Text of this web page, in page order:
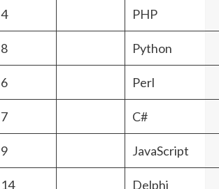
4 PHP
8 Python
6 Perl
7 C#
9 JavaScript
14 Delphi